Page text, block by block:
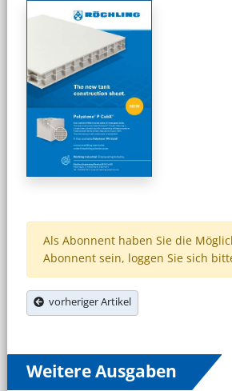
Als Abonnent haben Sie die
Abonnent sein, loggen Sie sich
vorheriger Artikel
Weitere Ausgaben